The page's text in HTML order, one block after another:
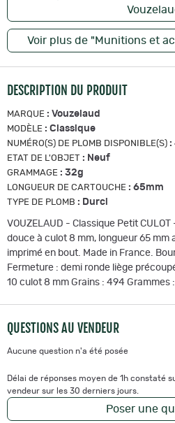
Voir plus de "Munitions et
DESCRIPTION DU PRODUIT
MARQUE : Vouzelaud
MODÈLE : Classique
NUMÉRO(S) DE PLOMB DISPONIBLE(S) :
ETAT DE L'OBJET : Neuf
GRAMMAGE : 32g
LONGUEUR DE CARTOUCHE : 65mm
TYPE DE PLOMB : Durci
VOUZELAUD - Classique Petit
douce à culot 8 mm, longueur 65 mm
imprimé en bout. Made in France.
Fermeture : demi ronde liège
10 culot 8 mm Grains : 494 Grammes
QUESTIONS AU VENDEUR
Aucune question n'a été posée
Délai de réponses moyen de 1h constaté
vendeur sur les 30 derniers jours.
Poser une